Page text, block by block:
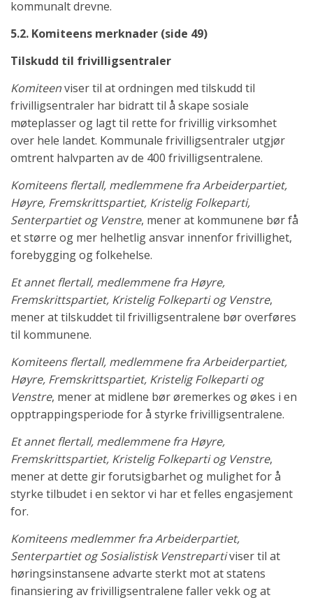
kommunalt drevne.
5.2. Komiteens merknader (side 49)
Tilskudd til frivilligsentraler
Komiteenviser til at ordningen med tilskudd til
frivilligsentraler har bidratt til å skape sosiale
møteplasser og lagt til rette for frivillig virksomhet
over hele landet. Kommunale frivilligsentraler utgjør
omtrent halvparten av de 400 frivilligsentralene.
Komiteens flertall, medlemmene fra Arbeiderpartiet,
Høyre, Fremskrittspartiet, Kristelig Folkeparti,
Senterpartiet og Venstre, mener at kommunene bør få
et større og mer helhetlig ansvar innenfor frivillighet,
forebygging og folkehelse.
Et annet flertall, medlemmene fra Høyre,
Fremskrittspartiet, Kristelig Folkeparti og Venstre,
mener at tilskuddet til frivilligsentralene bør overføres
til kommunene.
Komiteens flertall, medlemmene fra Arbeiderpartiet,
Høyre, Fremskrittspartiet, Kristelig Folkeparti og
Venstre, mener at midlene bør øremerkes og økes i en
opptrappingsperiode for å styrke frivilligsentralene.
Et annet flertall, medlemmene fra Høyre,
Fremskrittspartiet, Kristelig Folkeparti og Venstre,
mener at dette gir forutsigbarhet og mulighet for å
styrke tilbudet i en sektor vi har et felles engasjement
for.
Komiteens medlemmer fra Arbeiderpartiet,
Senterpartiet og Sosialistisk Venstrepartiviser til at
høringsinstansene advarte sterkt mot at statens
finansiering av frivilligsentralene faller vekk og at